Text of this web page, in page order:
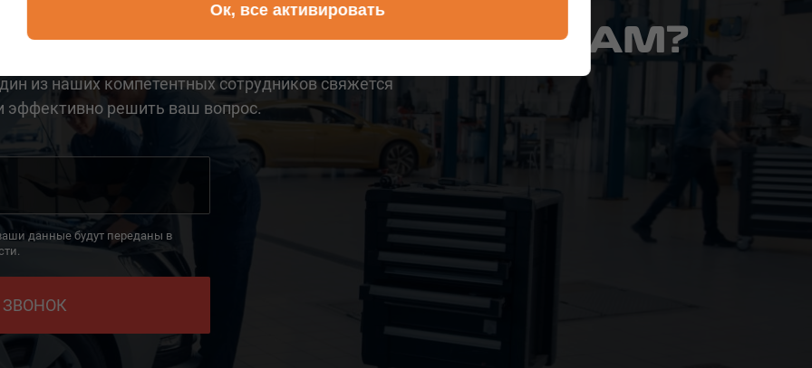
МЫ ПЕРЕЗВОНИЛИ ВАМ?
из наших компетентных сотрудников свяжется
решить ваш вопрос.
данные будут переданы в
Ок, все активировать